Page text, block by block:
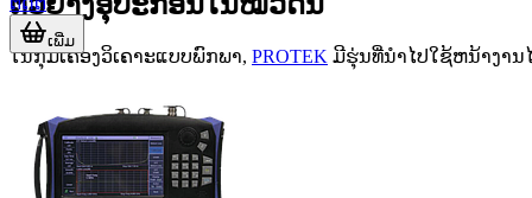
ໃນກຸ່ມເຄື່ອງວິເຄາະແບບພົກພາ, PROTEK ມີຮຸ່ນທີ່ນໍາໄປໃຊ້ຫນ້າງານ
ເພີ່ມ